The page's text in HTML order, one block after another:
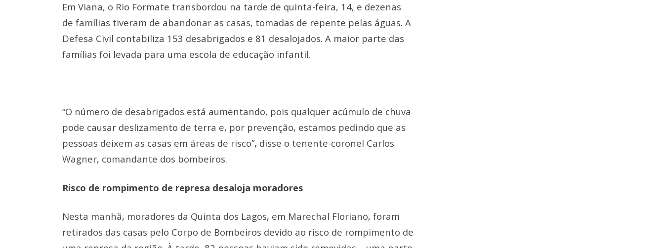
Em Viana, o Rio Formate transbordou na tarde de quinta-feira, 14, e dezenas
de famílias tiveram de abandonar as casas, tomadas de repente pelas águas. A
Defesa Civil contabiliza 153 desabrigados e 81 desalojados. A maior parte das
famílias foi levada para uma escola de educação infantil.
“O número de desabrigados está aumentando, pois qualquer acúmulo de chuva
pode causar deslizamento de terra e, por prevenção, estamos pedindo que as
pessoas deixem as casas em áreas de risco”, disse o tenente-coronel Carlos
Wagner, comandante dos bombeiros.
Risco de rompimento de represa desaloja moradores
Nesta manhã, moradores da Quinta dos Lagos, em Marechal Floriano, foram
retirados das casas pelo Corpo de Bombeiros devido ao risco de rompimento de